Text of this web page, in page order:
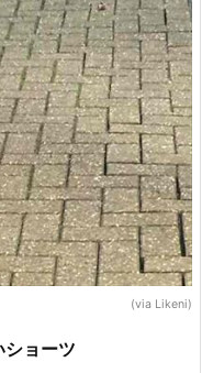
(via Likeni)
ショーツ